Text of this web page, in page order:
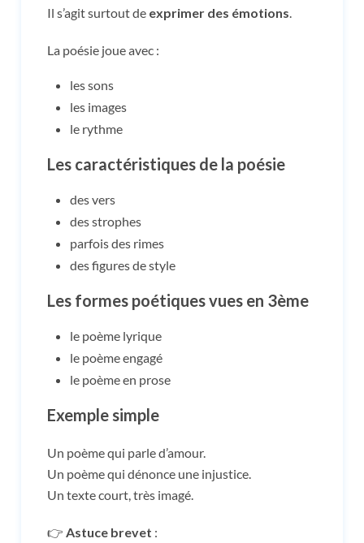
Il s’agit surtout de exprimer des émotions
La poésie joue avec :
les sons
les images
le rythme
Les caractéristiques de la poésie
des vers
des strophes
parfois des rimes
des figures de style
Les formes poétiques vues en 3ème
le poème lyrique
le poème engagé
le poème en prose
Exemple simple
Un poème qui parle d’amour.
Un poème qui dénonce une injustice.
Un texte court, très imagé.
👉 Astuce brevet :